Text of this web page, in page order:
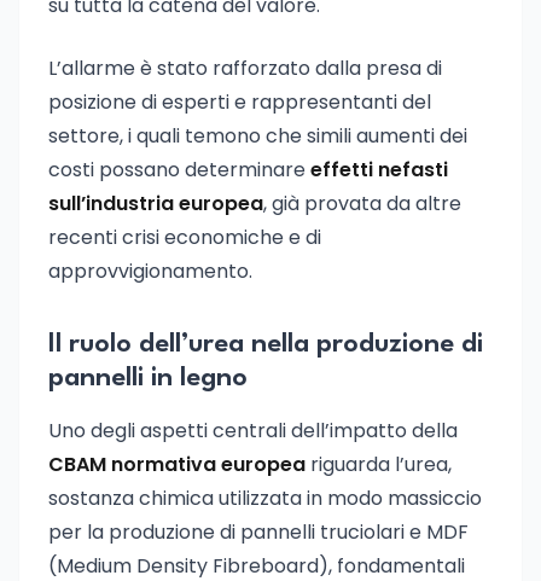
L’allarme è stato rafforzato dalla presa di
posizione di esperti e rappresentanti del
settore, i quali temono che simili aumenti dei
costi possano determinareeffetti nefasti
sull’industria europea, già provata da altre
recenti crisi economiche e di
approvvigionamento.
Il ruolo dell’urea nella produzione di
pannelli in legno
Uno degli aspetti centrali dell’impatto della
CBAM normativa europea riguarda l’urea,
sostanza chimica utilizzata in modo massiccio
per la produzione di pannelli truciolari e MDF
(Medium Density Fibreboard), fondamentali